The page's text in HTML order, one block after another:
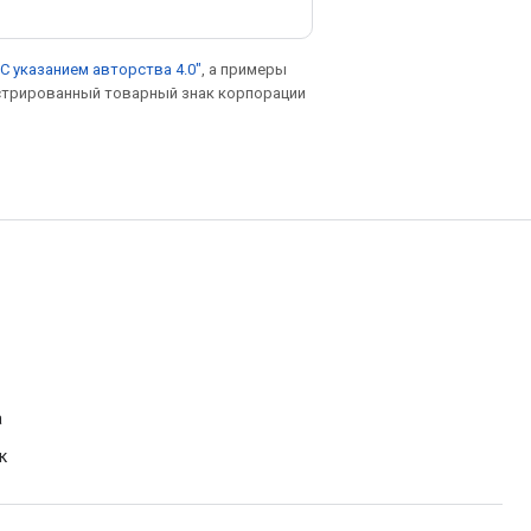
указанием авторства 4.0" , а примеры
товарный знак корпорации